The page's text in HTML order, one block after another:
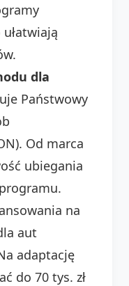
dla
Państwowy
Od marca
ubiegania
na
aut
adaptację
do 70 tys. zł